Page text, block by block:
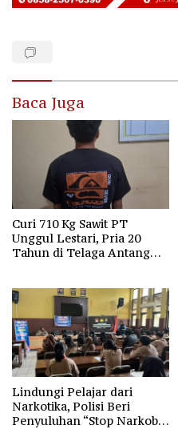
Baca Juga
Curi 710 Kg Sawit PT
Unggul Lestari, Pria 20
Tahun di Telaga Antang
Lindungi Pelajar dari
Narkotika, Polisi Beri
Penyuluhan “Stop Narkoba”